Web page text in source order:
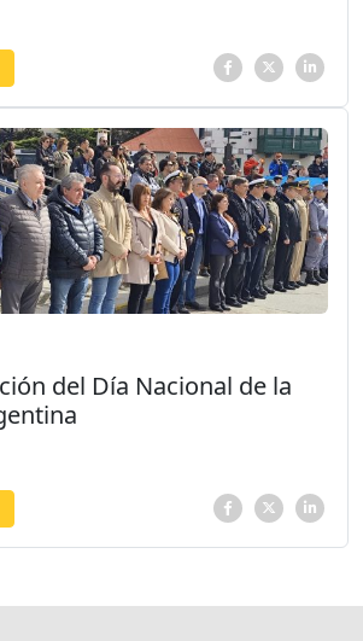
del Día Nacional de la